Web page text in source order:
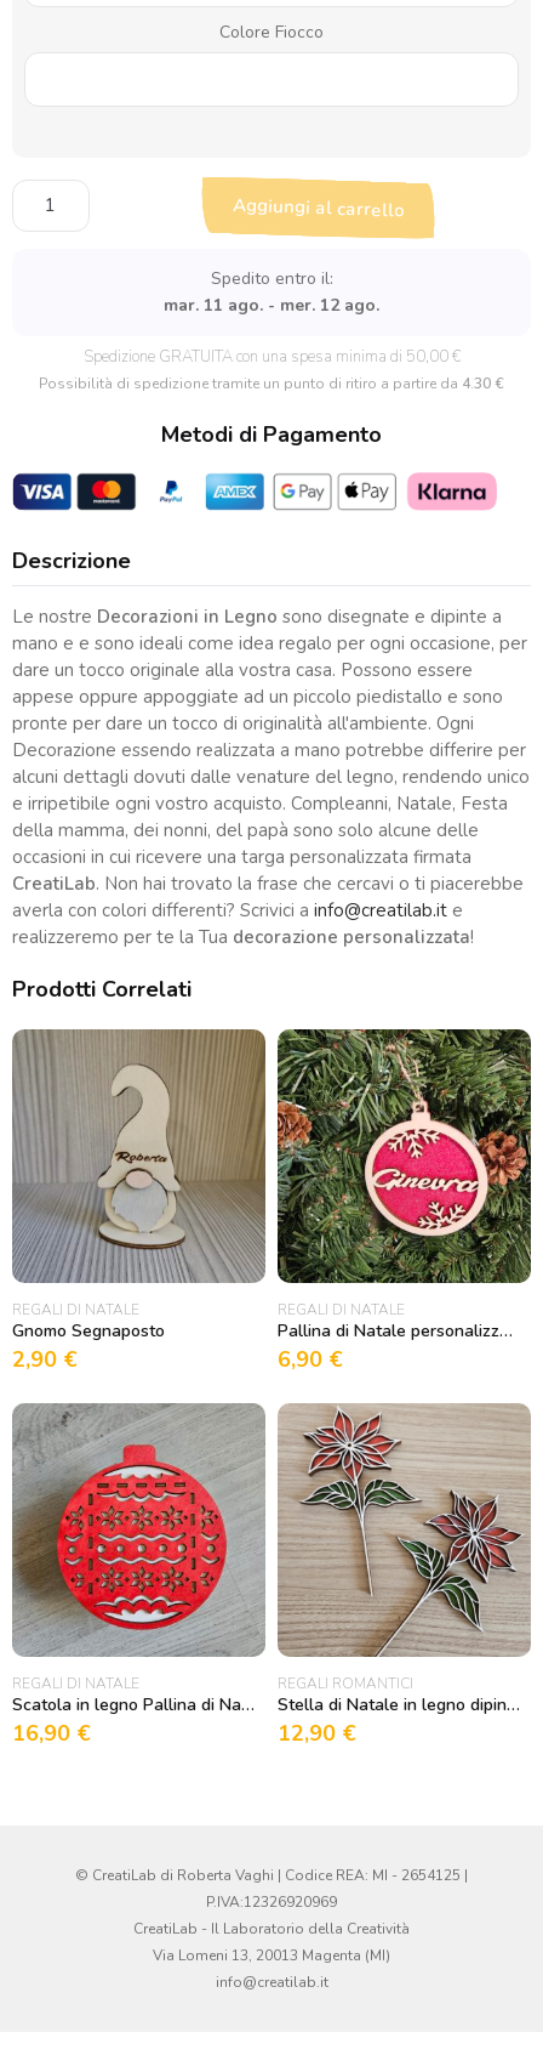
Colore Fiocco
Pallina
di
Aggiungi al carrello
Spedito entro il:
mar. 11 ago. - mer. 12 ago.
Spedizione GRATUITA con una spesa minima di 50,00 €
Possibilità di spedizione tramite un punto di ritiro a partire da 4.30 €
Metodi di Pagamento
Descrizione
Le nostre Decorazioni in Legno sono disegnate e dipinte a
mano e e sono ideali come idea regalo per ogni occasione, per
dare un tocco originale alla vostra casa. Possono essere
appese oppure appoggiate ad un piccolo piedistallo e sono
pronte per dare un tocco di originalità all'ambiente. Ogni
Decorazione essendo realizzata a mano potrebbe differire per
alcuni dettagli dovuti dalle venature del legno, rendendo unico
e irripetibile ogni vostro acquisto. Compleanni, Natale, Festa
della mamma, dei nonni, del papà sono solo alcune delle
occasioni in cui ricevere una targa personalizzata firmata
CreatiLab. Non hai trovato la frase che cercavi o ti piacerebbe
averla con colori differenti? Scrivici a info@creatilab.it e
realizzeremo per te la Tua decorazione personalizzata!
Prodotti Correlati
REGALI DI NATALE
Gnomo Segnaposto
2,90 €
REGALI DI NATALE
Pallina di Natale personalizzata con nome e sfondo in feltro
6,90 €
REGALI DI NATALE
Scatola in legno Pallina di Natale
16,90 €
REGALI ROMANTICI
Stella di Natale in legno dipinta
12,90 €
© CreatiLab di Roberta Vaghi | Codice REA: MI - 2654125 |
P.IVA:12326920969
CreatiLab - Il Laboratorio della Creatività
Via Lomeni 13, 20013 Magenta (MI)
info@creatilab.it